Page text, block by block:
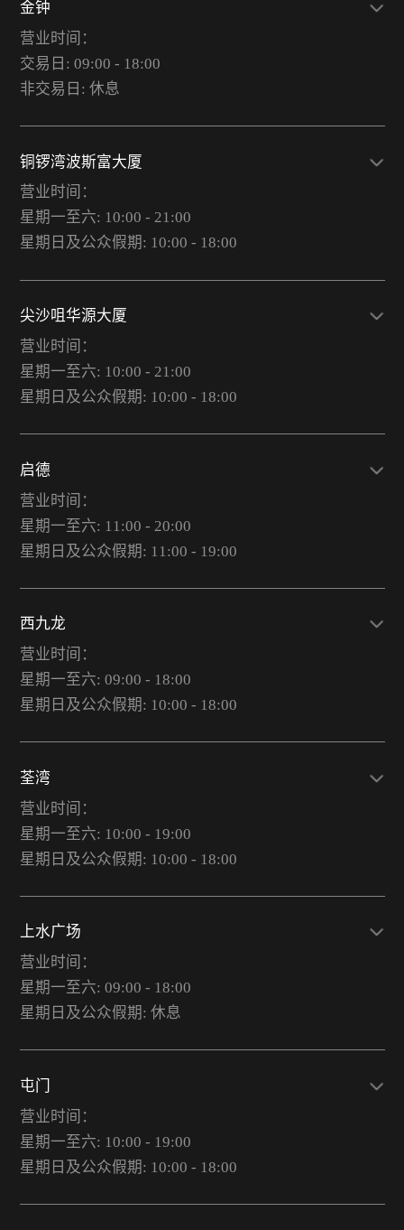
金钟
营业时间：
交易日: 09:00 - 18:00
非交易日: 休息
铜锣湾波斯富大厦
营业时间：
星期一至六: 10:00 - 21:00
星期日及公众假期: 10:00 - 18:00
尖沙咀华源大厦
营业时间：
星期一至六: 10:00 - 21:00
星期日及公众假期: 10:00 - 18:00
启德
营业时间：
星期一至六: 11:00 - 20:00
星期日及公众假期: 11:00 - 19:00
西九龙
营业时间：
星期一至六: 09:00 - 18:00
星期日及公众假期: 10:00 - 18:00
荃湾
营业时间：
星期一至六: 10:00 - 19:00
星期日及公众假期: 10:00 - 18:00
上水广场
营业时间：
星期一至六: 09:00 - 18:00
星期日及公众假期: 休息
屯门
营业时间：
星期一至六: 10:00 - 19:00
星期日及公众假期: 10:00 - 18:00